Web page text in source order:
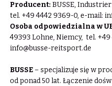
Producent: BUSSE,
tel. +49 4442 9369-0, e-mail:
Osoba odpowiedzialna w
49393 Lohne, Niemcy, tel.
info@busse-reitsport.de
BUSSE – specjalizuje się w
od ponad 50 lat. Łączenie